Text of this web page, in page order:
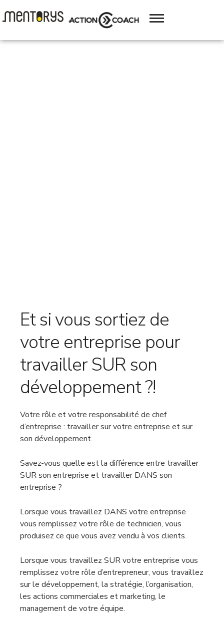
Et si vous sortiez de
votre entreprise pour
travailler SUR son
développement ?!
Votre rôle et votre responsabilité de chef
d’entreprise : travailler sur votre entreprise et sur
son développement.
Savez-vous quelle est la différence entre travailler
SUR son entreprise et travailler DANS son
entreprise ?
Lorsque vous travaillez DANS votre entreprise
vous remplissez votre rôle de technicien, vous
produisez ce que vous avez vendu à vos clients.
Lorsque vous travaillez SUR votre entreprise vous
remplissez votre rôle d’entrepreneur, vous travaillez
sur le développement, la stratégie, l’organisation,
les actions commerciales et marketing, le
management de votre équipe.